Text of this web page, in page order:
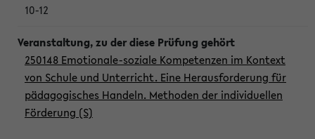
10-12
250148 Emotionale-soziale Kompetenzen im Kontext
von Schule und Unterricht. Eine Herausforderung für
pädagogisches Handeln. Methoden der individuellen
Förderung (S)